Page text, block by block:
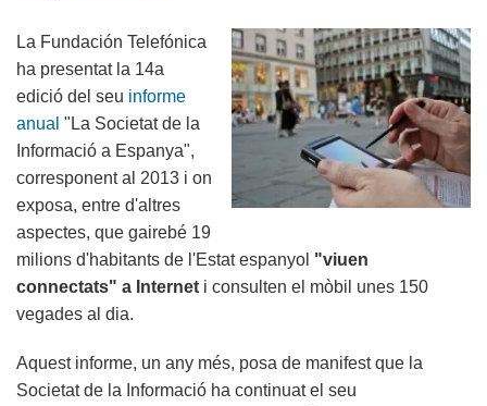
TIER
IV
del
món
La Fundación Telefónica
ha presentat la 14a
edició del seu informe
anual "La Societat de la
Informació a Espanya",
corresponent al 2013 i on
exposa, entre d'altres
aspectes, que gairebé 19
milions d'habitants de l'Estat espanyol "viuen
connectats" a Internet i consulten el mòbil unes 150
vegades al dia.
Aquest informe, un any més, posa de manifest que la
Societat de la Informació ha continuat el seu